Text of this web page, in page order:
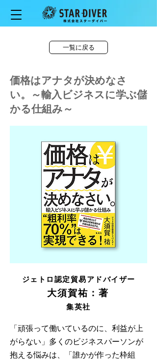
一覧に戻る
価格はアナタが決めなさ
い。～輸入ビジネスに学ぶ儲
かる仕組み～
ジェトロ認定貿易アドバイザー
大須賀祐：著
集英社
「頑張って働いているのに、利益が上
がらない」多くのビジネスパーソンが
抱える悩みは、「誰かが作った枠組